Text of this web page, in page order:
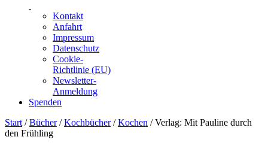
Kontakt
Anfahrt
Impressum
Datenschutz
Cookie-
Richtlinie (EU)
Newsletter-
Anmeldung
Spenden
Skip
to
Start /Bücher/Kochbücher/Kochen / Verlag: Mit Pauline durch
den Frühling